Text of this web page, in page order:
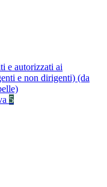
e autorizzati ai
e non dirigenti) (da
5